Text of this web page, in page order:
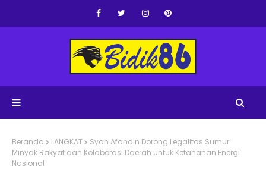
Beranda LANGKAT
Syah Afandin Dorong Legalitas Sumur
Minyak Rakyat dan Kolaborasi Daerah untuk Ketahanan Energi
Nasional